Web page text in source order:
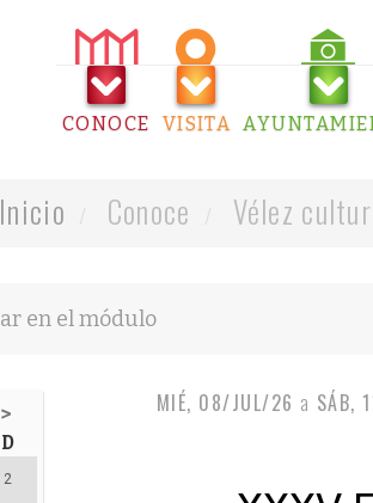
CONOCE VISITA
Inicio Conoce Vélez
>
D
2
MIÉ, 08/JUL/26 a SÁB,